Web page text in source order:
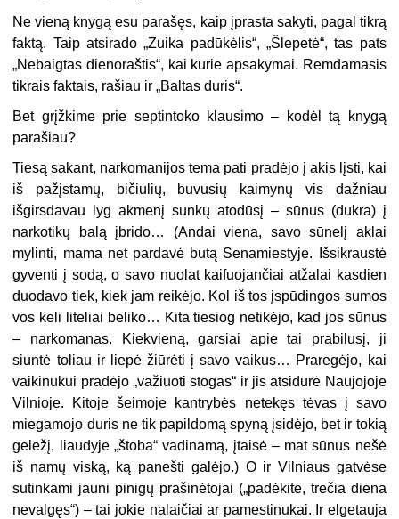
Ne vieną knygą esu parašęs, kaip įprasta sakyti, pagal tikrą
faktą. Taip atsirado „Zuika padūkėlis“, „Šlepetė“, tas pats
„Nebaigtas dienoraštis“, kai kurie apsakymai. Remdamasis
tikrais faktais, rašiau ir „Baltas duris“.
Bet grįžkime prie septintoko klausimo – kodėl tą knygą
parašiau?
Tiesą sakant, narkomanijos tema pati pradėjo į akis lįsti, kai
iš pažįstamų, bičiulių, buvusių kaimynų vis dažniau
išgirsdavau lyg akmenį sunkų atodūsį – sūnus (dukra) į
narkotikų balą įbrido… (Andai viena, savo sūnelį aklai
mylinti, mama net pardavė butą Senamiestyje. Išsikraustė
gyventi į sodą, o savo nuolat kaifuojančiai atžalai kasdien
duodavo tiek, kiek jam reikėjo. Kol iš tos įspūdingos sumos
vos keli liteliai beliko… Kita tiesiog netikėjo, kad jos sūnus
– narkomanas. Kiekvieną, garsiai apie tai prabilusį, ji
siuntė toliau ir liepė žiūrėti į savo vaikus… Praregėjo, kai
vaikinukui pradėjo „važiuoti stogas“ ir jis atsidūrė Naujojoje
Vilnioje. Kitoje šeimoje kantrybės netekęs tėvas į savo
miegamojo duris ne tik papildomą spyną įsidėjo, bet ir tokią
geležį, liaudyje „štoba“ vadinamą, įtaisė – mat sūnus nešė
iš namų viską, ką panešti galėjo.) O ir Vilniaus gatvėse
sutinkami jauni pinigų prašinėtojai („padėkite, trečia diena
nevalgęs“) – tai jokie nalaičiai ar pamestinukai. Ir elgetauja